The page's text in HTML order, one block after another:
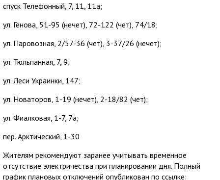
спуск Телефонный, 7, 11, 11а;
ул. Генова, 51-95 (нечет), 72-122 (чет), 74/18;
ул. Паровозная, 2/57-36 (чет), 3-37/26 (нечет);
ул. Тюльпанная, 7, 9;
ул. Леси Украинки, 147;
ул. Новаторов, 1-19 (нечет), 2-18/82 (чет);
ул. Фиалковая, 1-7, 7а;
пер. Арктический, 1-30
Жителям рекомендуют заранее учитывать временное
отсутствие электричества при планировании дня. Полный
график плановых отключений опубликован по ссылке: